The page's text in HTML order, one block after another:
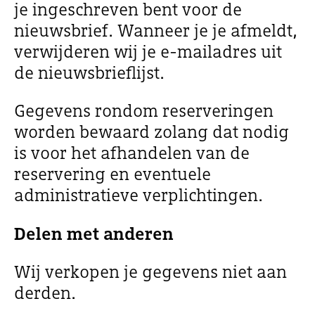
je ingeschreven bent voor de
nieuwsbrief. Wanneer je je afmeldt,
verwijderen wij je e-mailadres uit
de nieuwsbrieflijst.
Gegevens rondom reserveringen
worden bewaard zolang dat nodig
is voor het afhandelen van de
reservering en eventuele
administratieve verplichtingen.
Delen met anderen
Wij verkopen je gegevens niet aan
derden.